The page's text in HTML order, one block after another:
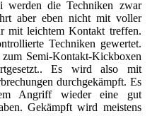
werden die Techniken zwar
aber eben nicht mit voller
mit leichtem Kontakt treffen.
Techniken gewertet.
Semi-Kontakt-Kickboxen
Es wird also mit
durchgekämpft. Es
Angriff wieder eine gut
Gekämpft wird meistens